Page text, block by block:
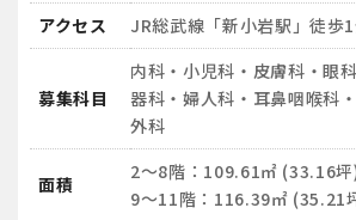
アクセス
JR総武線「新小岩駅」徒歩
募集科目
内科・小児科・皮膚科・眼
器科・婦人科・耳鼻咽喉科
外科
面積
2～8階：109.61㎡ (33.16
9～11階：116.39㎡ (35.21